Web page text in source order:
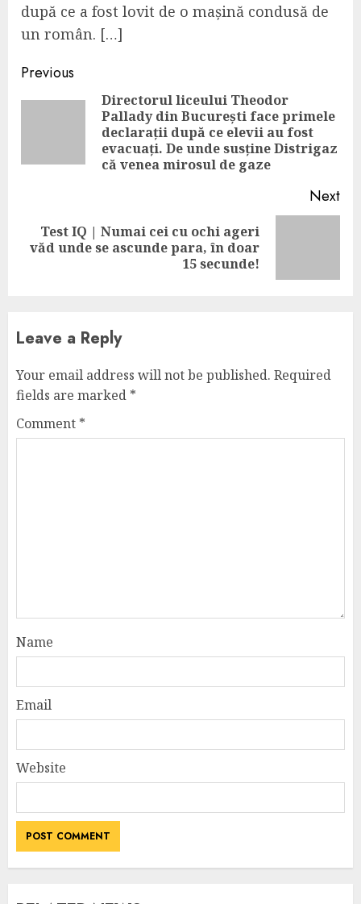
după ce a fost lovit de o mașină condusă de
un român. […]
Continue
Reading
Previous
Directorul liceului Theodor
Pallady din București face primele
declarații după ce elevii au fost
evacuați. De unde susține Distrigaz
că venea mirosul de gaze
Next
Next
Test IQ | Numai cei cu ochi ageri
văd unde se ascunde para, în doar
15 secunde!
Leave a Reply
Your email address will not be published. Required
fields are marked *
Comment *
Name
Email
Website